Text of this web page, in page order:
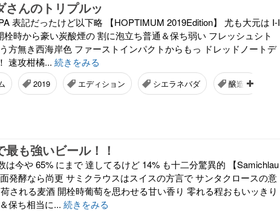
さんのトリプルッ
表記だったけど以下略 【HOPTIMUM 2019Edition】 尤も大元は I-I
栓時から豪い炭酸煙の 割に泡立ち普通＆保ち弱い フレッシュシト
方無き西海岸色 ファーストインパクトからもっ ドレッドノートデ
速攻柑橘... 続きをみる
2019 エディション シエラネバダ 醸造所
も強いビール！！
は今や 65% にまで 達してるけど 14% も十二分驚異的 【Samichlau
発酵なら尚更 サミクラウスはスイスの方言で サンタクロースの意
される麦酒 開栓時葡萄を思わせる甘い香り 零れる程おもいッきり
保ち相当に... 続きをみる